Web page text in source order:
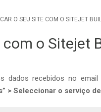
O SEU SITE COM O SITEJET
o Sitejet
dados recebidos no
> Seleccionar o serviço